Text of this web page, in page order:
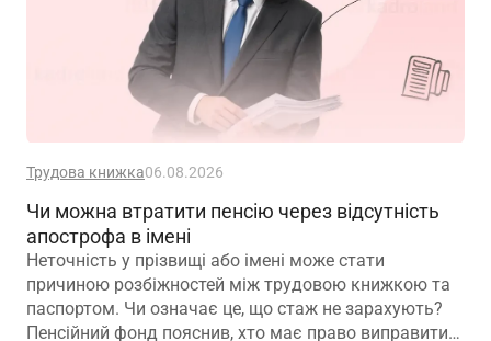
Трудова книжка06.08.2026
Чи можна втратити пенсію через відсутність
апострофа в імені
Неточність у прізвищі або імені може стати
причиною розбіжностей між трудовою книжкою та
паспортом. Чи означає це, що стаж не зарахують?
Пенсійний фонд пояснив, хто має право виправити